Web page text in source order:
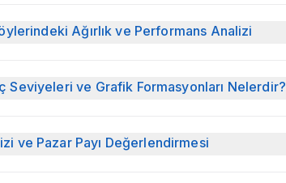
Ağırlık ve Performans Analizi
Seviyeleri ve Grafik Formasyonları Nelerdir?
ve Pazar Payı Değerlendirmesi